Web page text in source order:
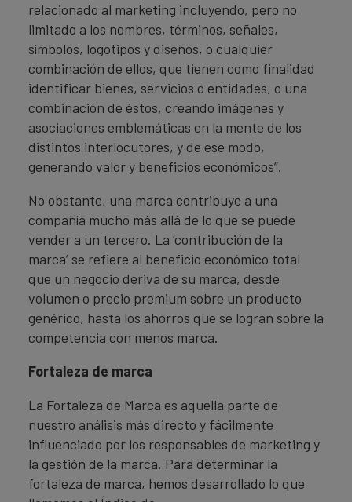
relacionado al marketing incluyendo, pero no
limitado a los nombres, términos, señales,
símbolos, logotipos y diseños, o cualquier
combinación de ellos, que tienen como finalidad
identificar bienes, servicios o entidades, o una
combinación de éstos, creando imágenes y
asociaciones emblemáticas en la mente de los
distintos interlocutores, y de ese modo,
generando valor y beneficios económicos”.
No obstante, una marca contribuye a una
compañía mucho más allá de lo que se puede
vender a un tercero. La ‘contribución de la
marca’ se refiere al beneficio económico total
que un negocio deriva de su marca, desde
volumen o precio premium sobre un producto
genérico, hasta los ahorros que se logran sobre la
competencia con menos marca.
Fortaleza de marca
La Fortaleza de Marca es aquella parte de
nuestro análisis más directo y fácilmente
influenciado por los responsables de marketing y
la gestión de la marca. Para determinar la
fortaleza de marca, hemos desarrollado lo que